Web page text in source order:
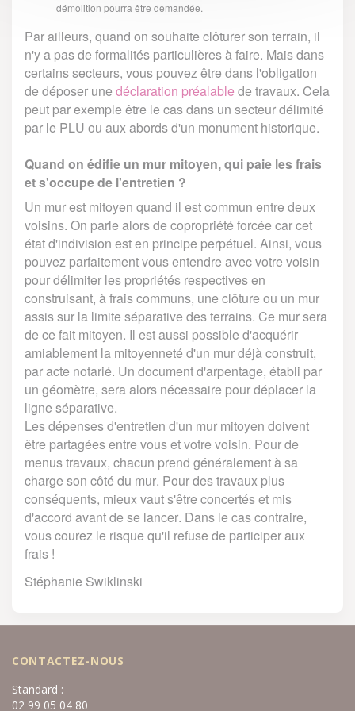
démolition pourra être demandée.
Par ailleurs, quand on souhaite clôturer son terrain, il
n'y a pas de formalités particulières à faire. Mais dans
certains secteurs, vous pouvez être dans l'obligation
de déposer une déclaration préalable de travaux. Cela
peut par exemple être le cas dans un secteur délimité
par le PLU ou aux abords d'un monument historique.
Quand on édifie un mur mitoyen, qui paie les frais
et s'occupe de l'entretien ?
Un mur est mitoyen quand il est commun entre deux
voisins. On parle alors de copropriété forcée car cet
état d'indivision est en principe perpétuel. Ainsi, vous
pouvez parfaitement vous entendre avec votre voisin
pour délimiter les propriétés respectives en
construisant, à frais communs, une clôture ou un mur
assis sur la limite séparative des terrains. Ce mur sera
de ce fait mitoyen. Il est aussi possible d'acquérir
amiablement la mitoyenneté d'un mur déjà construit,
par acte notarié. Un document d'arpentage, établi par
un géomètre, sera alors nécessaire pour déplacer la
ligne séparative.
Les dépenses d'entretien d'un mur mitoyen doivent
être partagées entre vous et votre voisin. Pour de
menus travaux, chacun prend généralement à sa
charge son côté du mur. Pour des travaux plus
conséquents, mieux vaut s'être concertés et mis
d'accord avant de se lancer. Dans le cas contraire,
vous courez le risque qu'il refuse de participer aux
frais !
Stéphanie Swiklinski
CONTACTEZ-NOUS
Standard :
02 99 05 04 80